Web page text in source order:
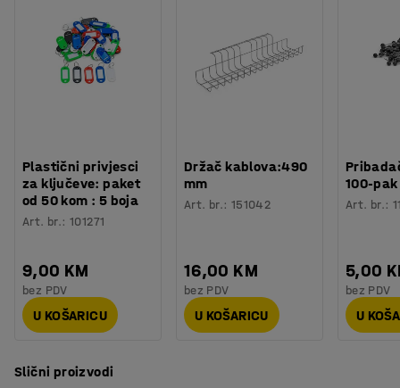
Kutije od 70 L imaju 4 odvojiva kotača.
Temperatura: -40 - +120
Prozirno
Materijal: Polipropilen
Broj /pakiranje
Plastični privjesci
za ključeve: paket
od 50 kom : 5 boja
Art. br.:101271
9,00 KM
bez PDV
U KOŠARICU
Držač kablova:490
mm
Art. br.: 151042
16,00 KM
bez PDV
U KOŠARICU
100-pak
Art. br.:
5,00
bez PDV
U
Slični proizvodi